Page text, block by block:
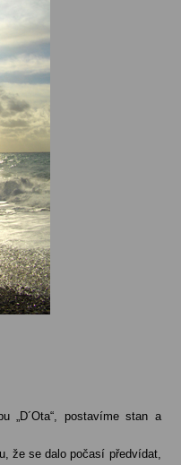
„D´Ota“, postavíme stan a
že se dalo počasí předvídat,